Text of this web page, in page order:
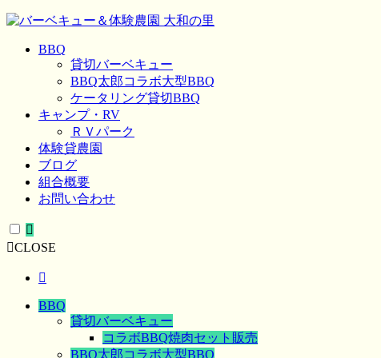
BBQ
貸切バーベキュー
BBQ太郎コラボ大型BBQ
ケータリング貸切BBQ
キャンプ・RV
ＲＶパーク
体験貸農園
ブログ
組合概要
お問い合わせ
CLOSE
BBQ
貸切バーベキュー
コラボBBQ焼肉セット販売
BBQ太郎コラボ大型BBQ